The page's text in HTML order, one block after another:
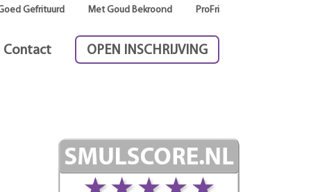
Gefrituurd Met Goud Bekroond ProFri
Contact OPEN INSCHRIJVING